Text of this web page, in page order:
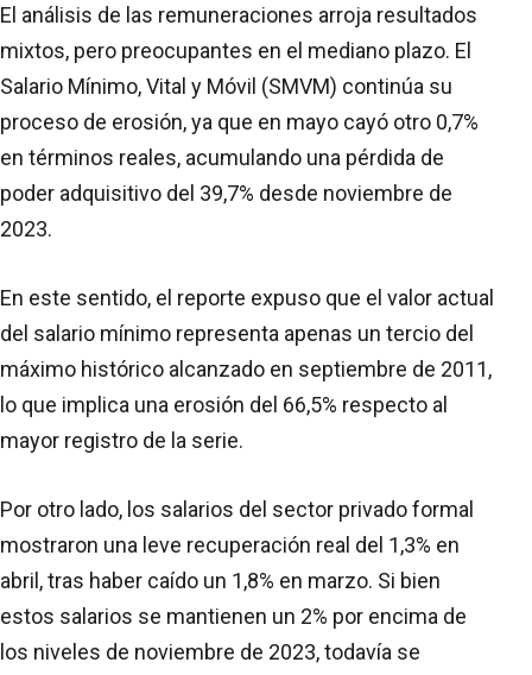
El análisis de las remuneraciones arroja resultados
mixtos, pero preocupantes en el mediano plazo. El
Salario Mínimo, Vital y Móvil (SMVM) continúa su
proceso de erosión, ya que en mayo cayó otro 0,7%
en términos reales, acumulando una pérdida de
poder adquisitivo del 39,7% desde noviembre de
2023.
En este sentido, el reporte expuso que el valor actual
del salario mínimo representa apenas un tercio del
máximo histórico alcanzado en septiembre de 2011,
lo que implica una erosión del 66,5% respecto al
mayor registro de la serie.
Por otro lado, los salarios del sector privado formal
mostraron una leve recuperación real del 1,3% en
abril, tras haber caído un 1,8% en marzo. Si bien
estos salarios se mantienen un 2% por encima de
los niveles de noviembre de 2023, todavía se